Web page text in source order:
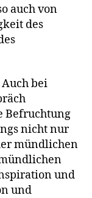
auch von
des
bei
Befruchtung
nicht nur
mündlichen
und
und